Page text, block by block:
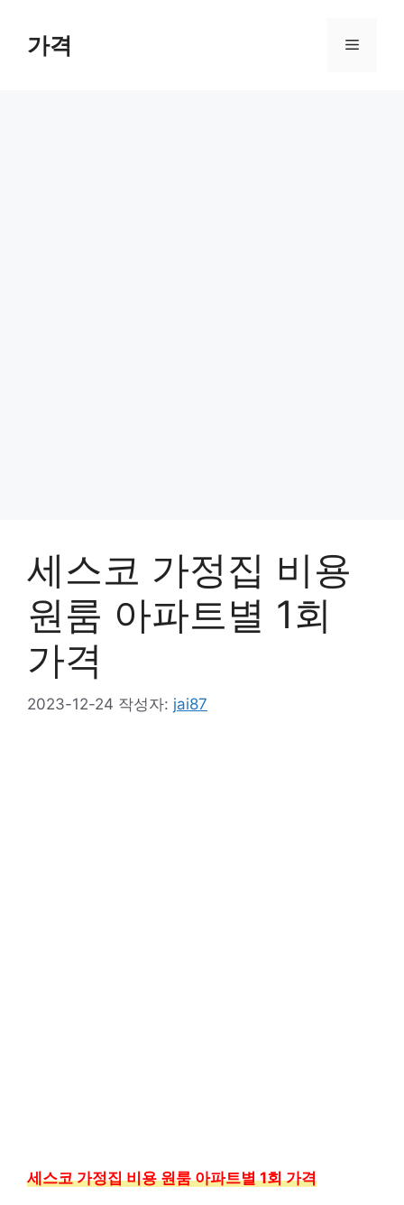
가격 메
세스코 가정집 비용
원룸 아파트별 1회
가격
2023-12-24 작성자: jai87
세스코 가정집 비용 원룸 아파트별 1회 가격